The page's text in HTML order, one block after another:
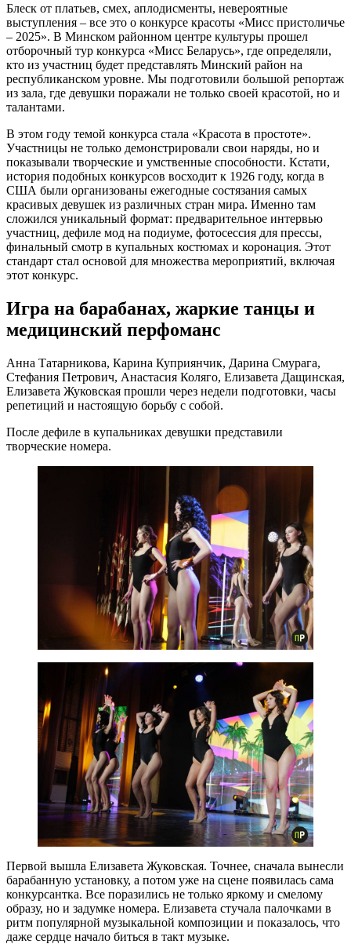
Блеск от платьев, смех, аплодисменты, невероятные
выступления – все это о конкурсе красоты «Мисс пристоличье
– 2025». В Минском районном центре культуры прошел
отборочный тур конкурса «Мисс Беларусь», где определяли,
кто из участниц будет представлять Минский район на
республиканском уровне. Мы подготовили большой репортаж
из зала, где девушки поражали не только своей красотой, но и
талантами.
В этом году темой конкурса стала «Красота в простоте».
Участницы не только демонстрировали свои наряды, но и
показывали творческие и умственные способности. Кстати,
история подобных конкурсов восходит к 1926 году, когда в
США были организованы ежегодные состязания самых
красивых девушек из различных стран мира. Именно там
сложился уникальный формат: предварительное интервью
участниц, дефиле мод на подиуме, фотосессия для прессы,
финальный смотр в купальных костюмах и коронация. Этот
стандарт стал основой для множества мероприятий, включая
этот конкурс.
Игра на барабанах, жаркие танцы и
медицинский перфоманс
Анна Татарникова, Карина Куприянчик, Дарина Смурага,
Стефания Петрович, Анастасия Коляго, Елизавета Дащинская,
Елизавета Жуковская прошли через недели подготовки, часы
репетиций и настоящую борьбу с собой.
После дефиле в купальниках девушки представили
творческие номера.
Первой вышла Елизавета Жуковская. Точнее, сначала вынесли
барабанную установку, а потом уже на сцене появилась сама
конкурсантка. Все поразились не только яркому и смелому
образу, но и задумке номера. Елизавета стучала палочками в
ритм популярной музыкальной композиции и показалось, что
даже сердце начало биться в такт музыке.